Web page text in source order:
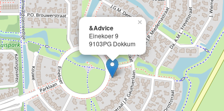
&Advice
Einekoer 9
9103PG Dokkum
×